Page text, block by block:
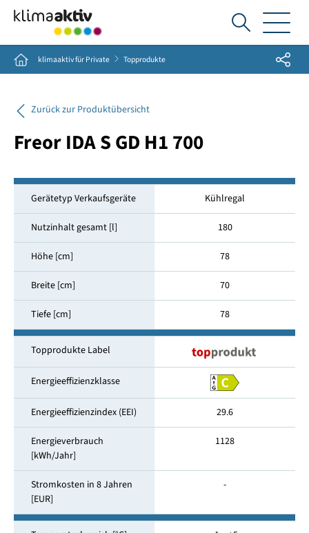
Ich
suche...
Home klimaaktiv für Private Topprodukte Share
Zurück zur Produktübersicht
Freor IDA S GD H1 700
Gerätetyp Verkaufsgeräte Kühlregal
Nutzinhalt gesamt [l] 180
Höhe [cm] 78
Breite [cm] 70
Tiefe [cm] 78
Topprodukte Label
Energieeffizienzklasse
Energieeffizienzindex (EEI) 29.6
Energieverbrauch
[kWh/Jahr]
1128
Stromkosten in 8 Jahren
[EUR]
-